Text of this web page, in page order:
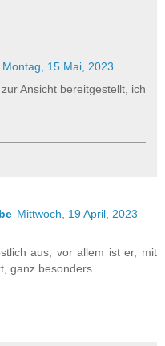
Montag, 15 Mai, 2023
Ansicht bereitgestellt, ich
Mittwoch, 19 April, 2023
aus, vor allem ist er, mit
ganz besonders.